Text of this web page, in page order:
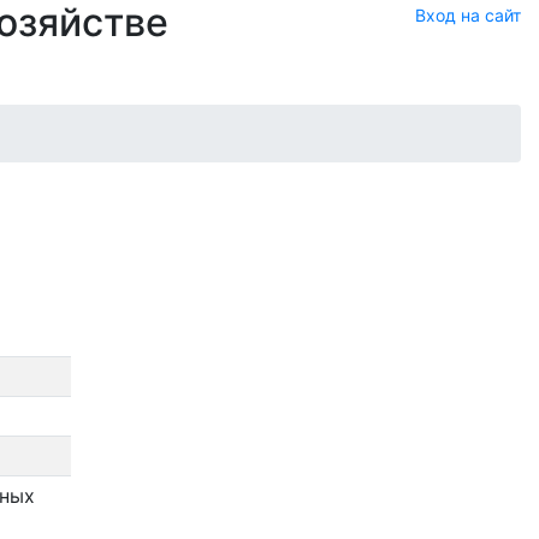
Вход на сайт